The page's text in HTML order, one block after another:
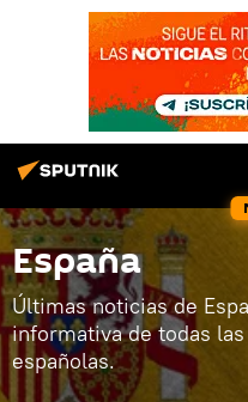
España
Últimas noticias de
informativa de todas
españolas.